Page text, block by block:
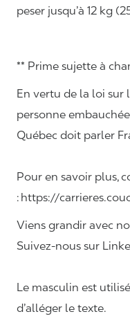
peser jusqu’à 12 kg
** Prime sujette à
En vertu de la loi sur
personne
Québec doit parler
Pour en savoir plus,
: https://
Viens grandir avec
Suivez-nous sur
Le masculin est
d’alléger le texte.